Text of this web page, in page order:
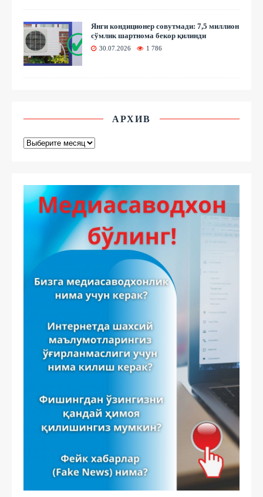
Янги кондиционер совутмади: 7,5 миллион
сўмлик шартнома бекор қилинди
30.07.2026 1 786
АРХИВ